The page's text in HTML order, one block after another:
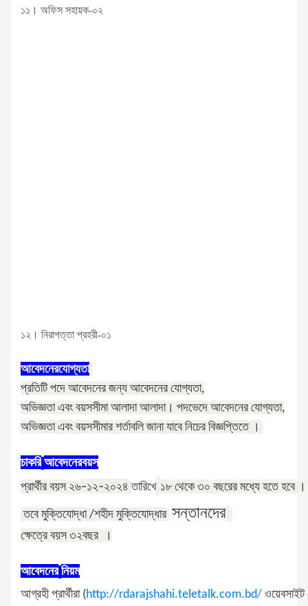
১১। অফিস সহায়ক-০২
১২। নিরাপত্তা প্রহরী-০১
আবেদনেরযোগ্যতা
প্রতিটি পদে আবেদনের জন্য আবেদনের যোগ্যতা,
অভিজ্ঞতা এবং বয়সসীমা আলাদা আলাদা। পদভেদে আবেদনের যোগ্যতা,
অভিজ্ঞতা এবং বয়সসীমার শর্তাবলি জানা যাবে নিচের বিজ্ঞপ্তিতে ।
চাকরি আবেদনেরবয়স
প্রার্থীর বয়স ২৬-১২-২০২৪ তারিখে ১৮ থেকে ৩০ বছরের মধ্যে হতে হবে ।
তবে মুক্তিযোদ্ধা /শহীদ মুক্তিযোদ্ধার সন্তানদের
ক্ষেত্রে বয়স ৩২বছর ।
আবেদনের নিয়ম
আগ্রহী প্রার্থীরা(http://rdarajshahi.teletalk.com.bd/ ওয়েবসাইট